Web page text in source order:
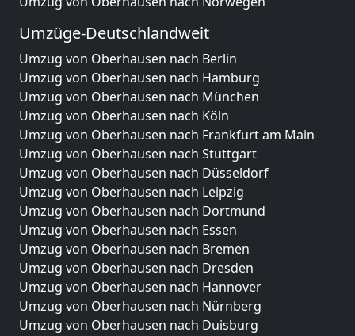
Umzüge-Deutschlandweit
Umzug von Oberhausen nach Berlin
Umzug von Oberhausen nach Hamburg
Umzug von Oberhausen nach München
Umzug von Oberhausen nach Köln
Umzug von Oberhausen nach Frankfurt am Main
Umzug von Oberhausen nach Stuttgart
Umzug von Oberhausen nach Düsseldorf
Umzug von Oberhausen nach Leipzig
Umzug von Oberhausen nach Dortmund
Umzug von Oberhausen nach Essen
Umzug von Oberhausen nach Bremen
Umzug von Oberhausen nach Dresden
Umzug von Oberhausen nach Hannover
Umzug von Oberhausen nach Nürnberg
Umzug von Oberhausen nach Duisburg